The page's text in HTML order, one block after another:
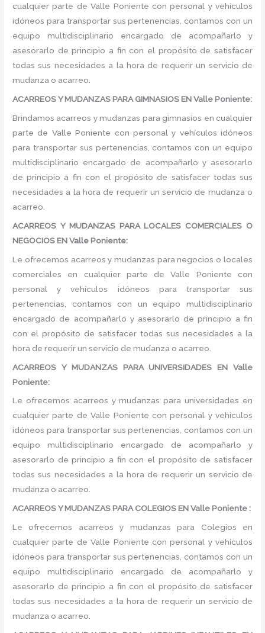
cualquier parte de Valle Poniente con personal y vehículos
idóneos para transportar sus pertenencias, contamos con un
equipo multidisciplinario encargado de acompañarlo y
asesorarlo de principio a fin con el propósito de satisfacer
todas sus necesidades a la hora de requerir un servicio de
mudanza o acarreo.
ACARREOS Y MUDANZAS PARA GIMNASIOS EN Valle Poniente:
Brindamos acarreos y mudanzas para gimnasios en cualquier
parte de Valle Poniente con personal y vehículos idóneos
para transportar sus pertenencias, contamos con un equipo
multidisciplinario encargado de acompañarlo y asesorarlo
de principio a fin con el propósito de satisfacer todas sus
necesidades a la hora de requerir un servicio de mudanza o
acarreo.
ACARREOS Y MUDANZAS PARA LOCALES COMERCIALES O
NEGOCIOS EN Valle Poniente:
Le ofrecemos acarreos y mudanzas para negocios o locales
comerciales en cualquier parte de Valle Poniente con
personal y vehículos idóneos para transportar sus
pertenencias, contamos con un equipo multidisciplinario
encargado de acompañarlo y asesorarlo de principio a fin
con el propósito de satisfacer todas sus necesidades a la
hora de requerir un servicio de mudanza o acarreo.
ACARREOS Y MUDANZAS PARA UNIVERSIDADES EN Valle
Poniente:
Le ofrecemos acarreos y mudanzas para universidades en
cualquier parte de Valle Poniente con personal y vehículos
idóneos para transportar sus pertenencias, contamos con un
equipo multidisciplinario encargado de acompañarlo y
asesorarlo de principio a fin con el propósito de satisfacer
todas sus necesidades a la hora de requerir un servicio de
mudanza o acarreo.
ACARREOS Y MUDANZAS PARA COLEGIOS EN Valle Poniente :
Le ofrecemos acarreos y mudanzas para Colegios en
cualquier parte de Valle Poniente con personal y vehículos
idóneos para transportar sus pertenencias, contamos con un
equipo multidisciplinario encargado de acompañarlo y
asesorarlo de principio a fin con el propósito de satisfacer
todas sus necesidades a la hora de requerir un servicio de
mudanza o acarreo.